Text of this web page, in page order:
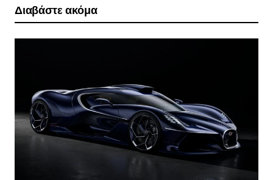
Διαβάστε ακόμα